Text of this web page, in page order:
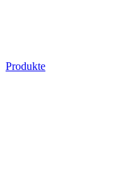
Produkte